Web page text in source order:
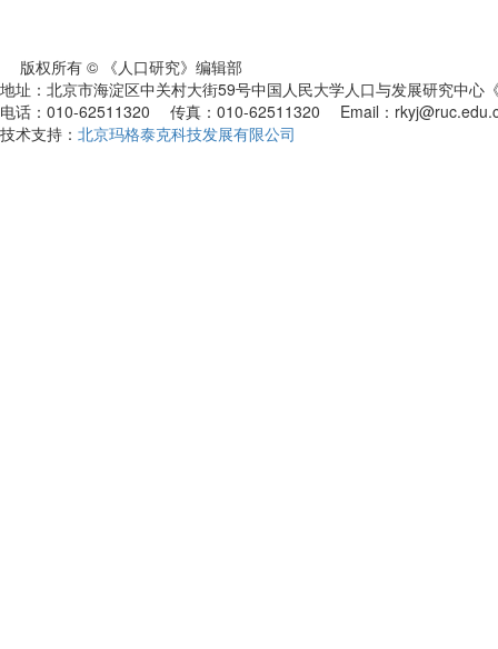
版权所有 © 《人口研究》编辑部
地址：北京市海淀区中关村大街59号中国人民大学人口与发展研究中
电话：010-62511320 传真：010-62511320 Email：
技术支持： 北京玛格泰克科技发展有限公司